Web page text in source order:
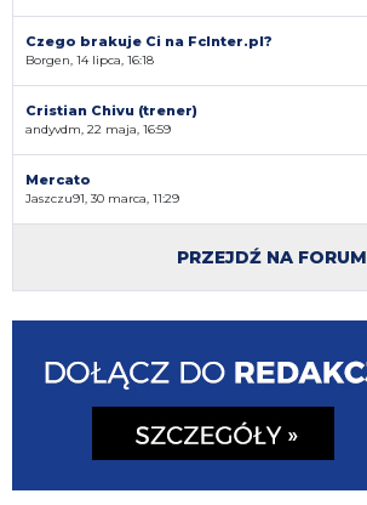
Czego brakuje Ci na FcInter.pl?
Borgen, 14 lipca, 16:18
Cristian Chivu (trener)
andyvdm, 22 maja, 16:59
Mercato
Jaszczu91, 30 marca, 11:29
PRZEJDŹ NA FORUM